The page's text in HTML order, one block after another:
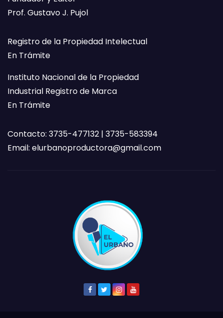
Prof. Gustavo J. Pujol
Registro de la Propiedad Intelectual
En Trámite
Instituto Nacional de la Propiedad
Industrial Registro de Marca
En Trámite
Contacto: 3735-477132 | 3735-583394
Email: elurbanoproductora@gmail.com